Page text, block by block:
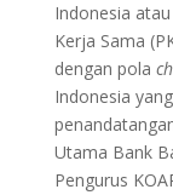
Indonesia
Kerja Sama
dengan pola
Indonesia
Utama Bank
Pengurus